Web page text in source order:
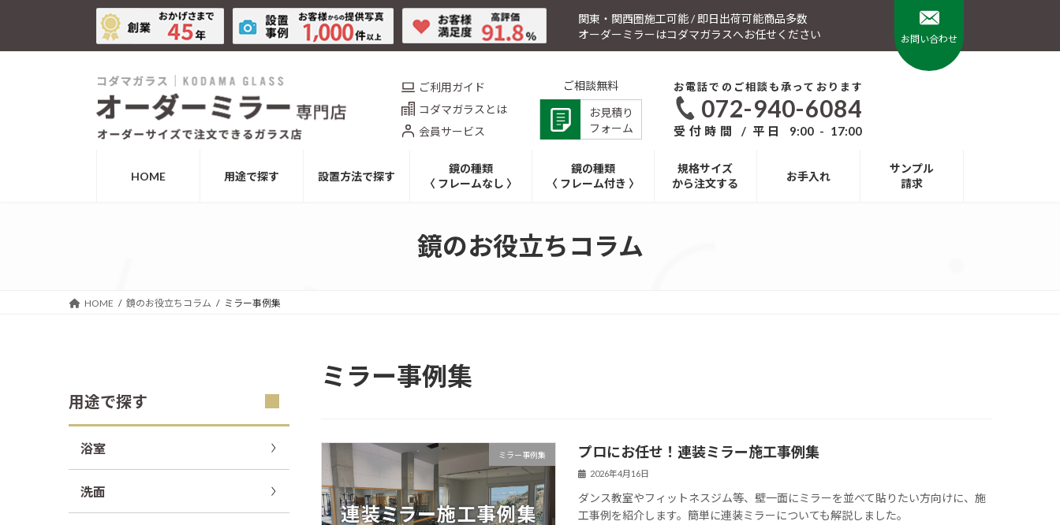
関東・関西圏施工可能 / 即日出荷可能商品多数
オーダーミラーはコダマガラスへお任せください
お問い合わせ
ご利用ガイド
コダマガラスとは
会員サービス
ご相談無料
お見積り
フォーム
お電話でのご相談も承っております
072-940-6084
受付時間 / 平日 9:00 - 17:00
HOME 用途で探す 設置方法で探す
鏡の種類
〈 フレームなし 〉
鏡の種類
〈 フレーム付き 〉
規格サイズ
から注文する
お手入れ
サンプル
請求
鏡のお役立ちコラム
HOME 鏡のお役立ちコラム ミラー事例集
ミラー事例集
ミラー事例集 プロにお任せ！連装ミラー施工事例集
2026年4月16日
ダンス教室やフィットネスジム等、壁一面にミラーを並べて貼りたい方向けに、施
工事例を紹介します。簡単に連装ミラーについても解説しました。
用途で探す
浴室
洗面